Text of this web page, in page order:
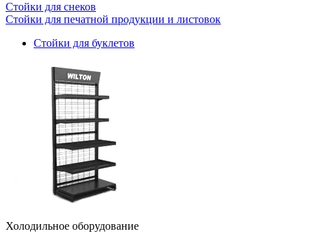
Стойки для снеков
Стойки для печатной продукции и листовок
Стойки для буклетов
Холодильное оборудование